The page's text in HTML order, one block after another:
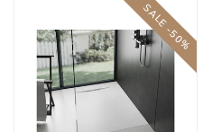
SALE -50%